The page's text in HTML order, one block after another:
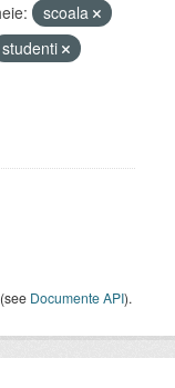
scoala
studenti
(see Documente API).